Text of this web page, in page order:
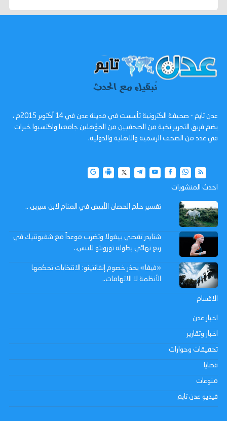
عدن تايم - صحيفة الكترونية تأسست في مدينة عدن في 14 أكتوبر 2015م ،
يضم فريق التحرير نخبة من الصحفيين من المؤهلين جامعيا واكتسبوا خبرات
في عدد من الصحف الرسمية والاهلية والدولية.
احدث المنشورات
تفسير حلم الحصان الأبيض في المنام لابن سيرين ..
شنايدر تقصي بيغولا وتضرب موعداً مع شفيونتيك في
ربع نهائي بطولة تورونتو للتنس..
«فيفا» يحذر خصوم إنفانتينو: الانتخابات تحكمها
الأنظمة لا الاتهامات..
الاقسام
اخبار عدن
اخبار وتقارير
تحقيقات وحوارات
قضايا
منوعات
فيديو عدن تايم